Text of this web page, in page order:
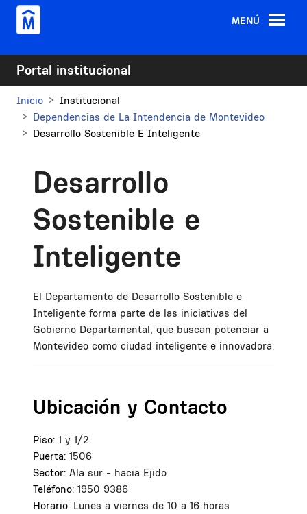
Pasar al contenido principal
MENÚ
Portal institucional
Inicio
Institucional
Dependencias de La Intendencia de Montevideo
Desarrollo Sostenible E Inteligente
Desarrollo
Sostenible e
Inteligente
El Departamento de Desarrollo Sostenible e
Inteligente forma parte de las iniciativas del
Gobierno Departamental, que buscan potenciar a
Montevideo como ciudad inteligente e innovadora.
Ubicación y Contacto
Piso: 1 y 1/2
Puerta: 1506
Sector: Ala sur - hacia Ejido
Teléfono: 1950 9386
Horario: Lunes a viernes de 10 a 16 horas